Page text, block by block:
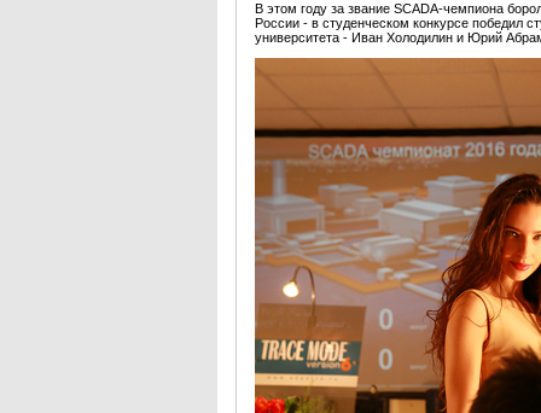
В этом году за звание SCADA-чемпиона
России - в студенческом конкурсе победил
университета - Иван Холодилин и Юрий